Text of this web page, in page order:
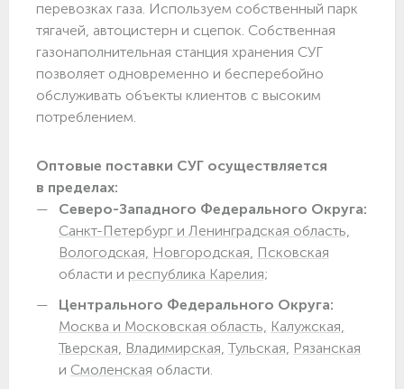
перевозках газа. Используем собственный парк
тягачей, автоцистерн и сцепок. Собственная
газонаполнительная станция хранения СУГ
позволяет одновременно и бесперебойно
обслуживать объекты клиентов с высоким
потреблением.
Оптовые поставки СУГ осуществляется
в пределах:
Северо-Западного Федерального Округа:
Санкт-Петербург и Ленинградская область,
Вологодская, Новгородская, Псковская
области и республика Карелия;
Центрального Федерального Округа:
Москва и Московская область, Калужская,
Тверская, Владимирская, Тульская, Рязанская
и Смоленская области.